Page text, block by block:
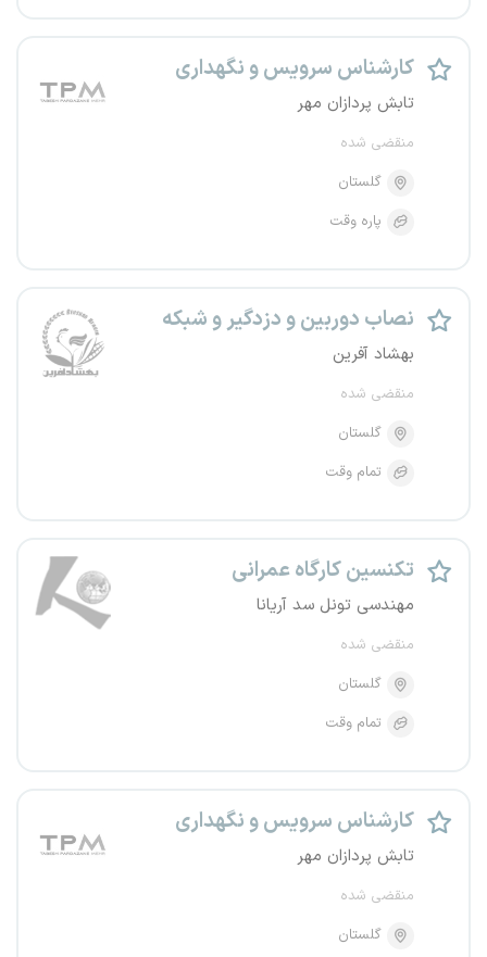
کارشناس سرویس و نگهداری
تابش پردازان مهر
منقضی شده
گلستان
پاره وقت
نصاب دوربین و دزدگیر و شبکه
بهشاد آفرین
منقضی شده
گلستان
تمام وقت
تکنسین کارگاه عمرانی
مهندسی تونل سد آریانا
منقضی شده
گلستان
تمام وقت
کارشناس سرویس و نگهداری
تابش پردازان مهر
منقضی شده
گلستان